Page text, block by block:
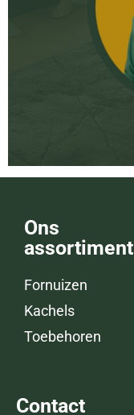
Ons
assortiment
Fornuizen
Kachels
Toebehoren
Contact